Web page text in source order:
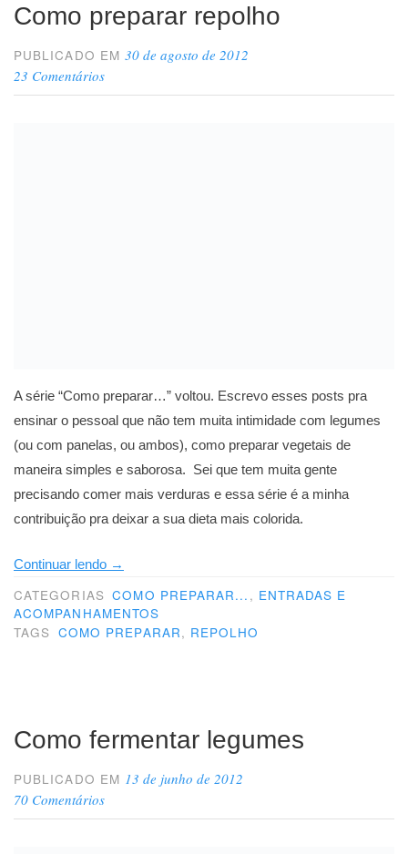
Como preparar repolho
PUBLICADO EM30 de agosto de 2012
23 Comentários
A série “Como preparar…” voltou. Escrevo esses posts pra
ensinar o pessoal que não tem muita intimidade com legumes
(ou com panelas, ou ambos), como preparar vegetais de
maneira simples e saborosa. Sei que tem muita gente
precisando comer mais verduras e essa série é a minha
contribuição pra deixar a sua dieta mais colorida.
Continuar lendo “Como
preparar
repolho”
→
CATEGORIAS COMO PREPARAR... , ENTRADAS E
ACOMPANHAMENTOS
TAGS COMO PREPARAR, REPOLHO
Como fermentar legumes
PUBLICADO EM 13 de junho de 2012
70 Comentários